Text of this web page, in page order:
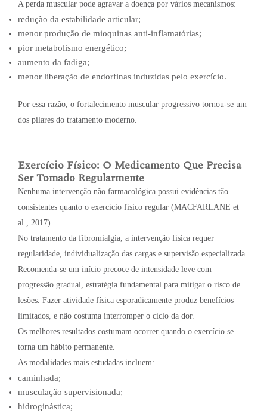
A perda muscular pode agravar a doença por vários mecanismos:
redução da estabilidade articular;
menor produção de mioquinas anti-inflamatórias;
pior metabolismo energético;
aumento da fadiga;
menor liberação de endorfinas induzidas pelo exercício.
Por essa razão, o fortalecimento muscular progressivo tornou-se um
dos pilares do tratamento moderno.
Exercício Físico: O Medicamento Que Precisa
Ser Tomado Regularmente
Nenhuma intervenção não farmacológica possui evidências tão
consistentes quanto o exercício físico regular (MACFARLANE et
al., 2017).
No tratamento da fibromialgia, a intervenção física requer
regularidade, individualização das cargas e supervisão especializada.
Recomenda-se um início precoce de intensidade leve com
progressão gradual, estratégia fundamental para mitigar o risco de
lesões. Fazer atividade física esporadicamente produz benefícios
limitados, e não costuma interromper o ciclo da dor.
Os melhores resultados costumam ocorrer quando o exercício se
torna um hábito permanente.
As modalidades mais estudadas incluem:
caminhada;
musculação supervisionada;
hidroginástica;